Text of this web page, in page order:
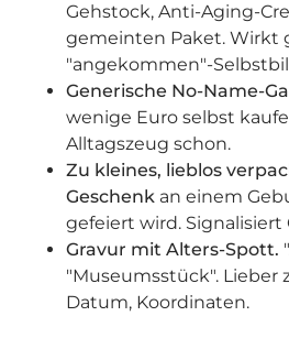
Gehstock, Anti-Aging-
gemeinten Paket. Wirkt
"angekommen"-
Generische No-Name-
wenige Euro selbst
Alltagszeug schon.
Zu kleines, lieblos
Geschenk an einem
gefeiert wird.
Gravur mit Alters-Spott.
"Museumsstück". Lieber
Datum, Koordinaten.